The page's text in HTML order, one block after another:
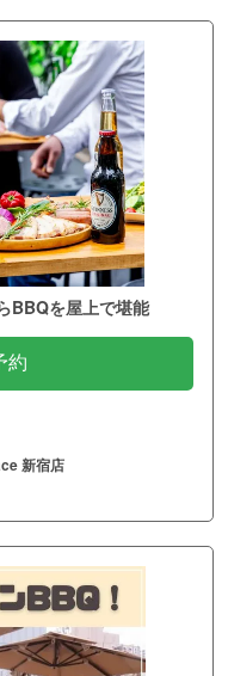
BBQを屋上で堪能
約
新宿店